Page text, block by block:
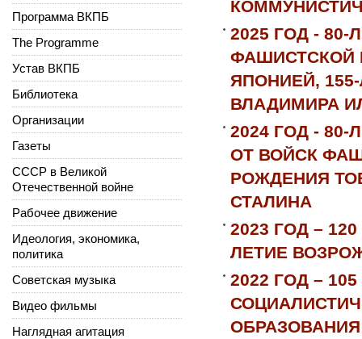
2025 ГОД -
ФАШИСТСКОЙ
ЯПОНИЕЙ,
ВЛАДИМИРА
2024 ГОД -
ОТ ВОЙСК
РОЖДЕНИЯ
СТАЛИНА
2023 ГОД –
ЛЕТИЕ
2022 ГОД –
Программа ВКПБ
The Programme
Устав ВКПБ
Библиотека
Организации
Газеты
СССР в Великой
Отечественной войне
Рабочее движение
Идеология, экономика,
политика
Советская музыка
Видео фильмы
Наглядная агитация